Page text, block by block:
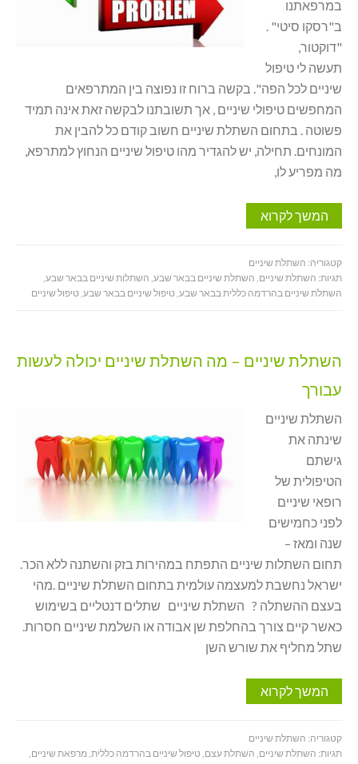
במרפאתנו
ב"רסקו סיטי" .
"דוקטור,
תעשה לי טיפול
שיניים לכל הפה". בקשה ברוח זו נפוצה בין המתרפאים
המחפשים טיפולי שיניים , אך תשובתנו לבקשה זאת אינה תמיד
פשוטה . בתחום השתלת שיניים חשוב קודם כל להבין את
המונחים. תחילה, יש להגדיר מהו טיפול שיניים הנחוץ למתרפא,
מה מפריע לו,
המשך לקרוא
קטגוריה: השתלת שיניים
תגיות: השתלת שיניים, השתלת שיניים בבאר שבע, השתלות שיניים בבאר שבע,
השתלת שיניים בהרדמה כללית בבאר שבע, טיפול שיניים בבאר שבע, טיפול שיניים
השתלת שיניים – מה השתלת שיניים יכולה לעשות
עבורך
השתלת שיניים
שינתה את
גישתם
הטיפולית של
רופאי שיניים
לפני כחמישים
שנה ומאז –
תחום השתלות שיניים התפתח במהירות בזק והשתנה ללא הכר.
ישראל נחשבת למעצמה עולמית בתחום השתלת שיניים .מהי
בעצם ההשתלה ? השתלת שיניים שתלים דנטליים בשימוש
כאשר קיים צורך בהחלפת שן אבודה או השלמת שיניים חסרות.
שתל מחליף את שורש השן
המשך לקרוא
קטגוריה: השתלת שיניים
תגיות: השתלת שיניים, השתלת עצם, טיפול שיניים בהרדמה כללית,מרפאת שיניים,